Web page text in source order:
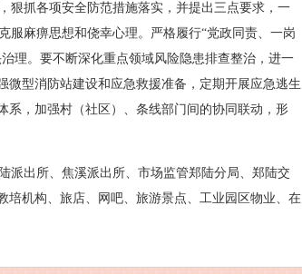
狠抓各项安全防范措施落实，并提出三点要求，一
服麻痹思想和侥幸心理。严格履行“党政同责、一岗
理。要不断深化重点领域风险隐患排查整治，进一
微型消防站建设和应急救援准备，定期开展应急逃生
系，加强村（社区）、条线部门间的协同联动，形
派出所、焦溪派出所、市场监管郑陆分局、郑陆交
培机构、旅店、网吧、旅游景点、工业园区物业、在